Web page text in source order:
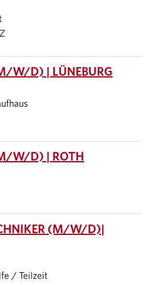
W/D) | LÜNEBURG
W/D) | ROTH
(M/W/D)|
/ Teilzeit